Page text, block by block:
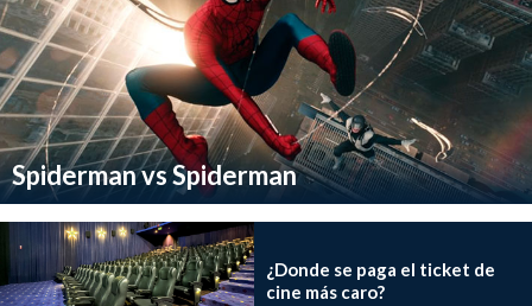
Spiderman vs Spiderman
¿Donde se paga el ticket de
cine más caro?